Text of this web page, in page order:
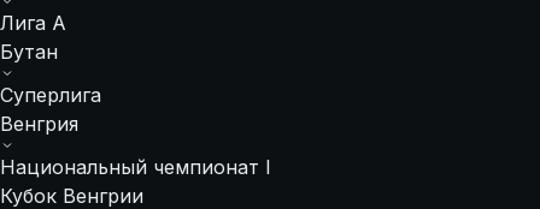
Лига A
Бутан
Суперлига
Венгрия
Национальный чемпионат I
Кубок Венгрии